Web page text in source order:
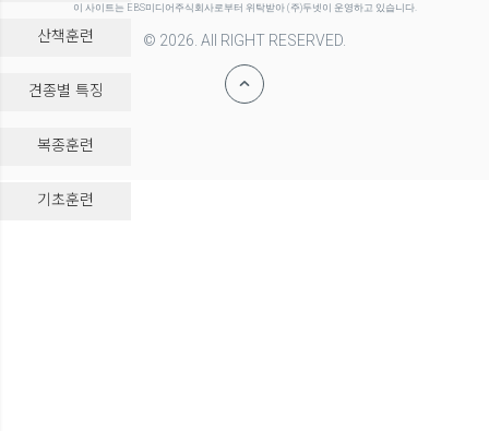
산책훈련
견종별 특징
복종훈련
기초훈련
이 사이트는 EBS미디어주식회사로부터 위탁받아 (주)두넷이 운영하고 있습니다.
© 2026. All RIGHT RESERVED.